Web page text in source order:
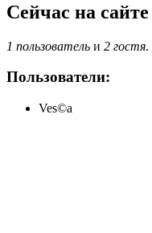
Сейчас на сайте
1 пользователь и 2 гостя.
Пользователи:
Ves©a